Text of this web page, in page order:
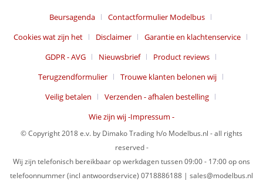
Beursagenda
Contactformulier Modelbus
Cookies wat zijn het
Disclaimer
Garantie en klachtenservice
GDPR - AVG
Nieuwsbrief
Product reviews
Terugzendformulier
Trouwe klanten belonen wij
Veilig betalen
Verzenden - afhalen bestelling
Wie zijn wij -Impressum -
© Copyright 2018 e.v. by Dimako Trading h/o Modelbus.nl - all rights
reserved -
Wij zijn telefonisch bereikbaar op werkdagen tussen 09:00 - 17:00 op ons
telefoonnummer (incl antwoordservice) 0718886188 | sales@modelbus.nl